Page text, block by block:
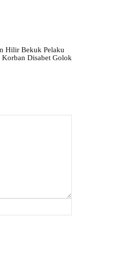
Hilir Bekuk Pelaku
Korban Disabet Golok